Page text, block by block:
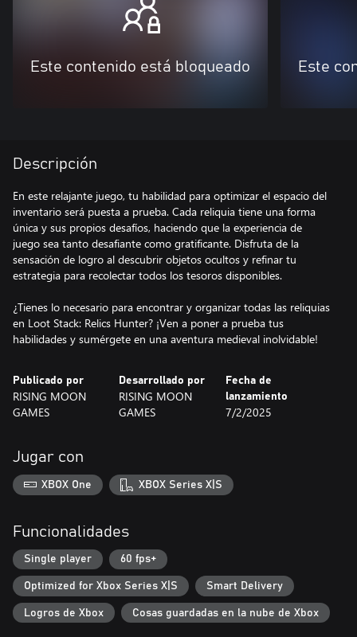
Este contenido está bloqueado Este
Descripción
En este relajante juego, tu habilidad para optimizar el espacio del
inventario será puesta a prueba. Cada reliquia tiene una forma
única y sus propios desafíos, haciendo que la experiencia de
juego sea tanto desafiante como gratificante. Disfruta de la
sensación de logro al descubrir objetos ocultos y refinar tu
estrategia para recolectar todos los tesoros disponibles.
¿Tienes lo necesario para encontrar y organizar todas las reliquias
en Loot Stack: Relics Hunter? ¡Ven a poner a prueba tus
habilidades y sumérgete en una aventura medieval inolvidable!
Publicado por
RISING MOON
GAMES
Desarrollado por
RISING MOON
GAMES
Fecha de
lanzamiento
7/2/2025
Jugar con
XBOX One XBOX Series X|S
Funcionalidades
Single player 60 fps+
Optimized for Xbox Series X|S Smart Delivery
Logros de Xbox Cosas guardadas en la nube de Xbox